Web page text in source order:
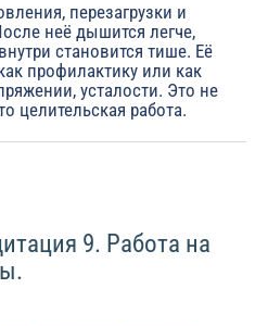
перезагрузки и
неё дышится легче,
становится тише. Её
профилактику или как
усталости. Это не
целительская работа.
9. Работа на